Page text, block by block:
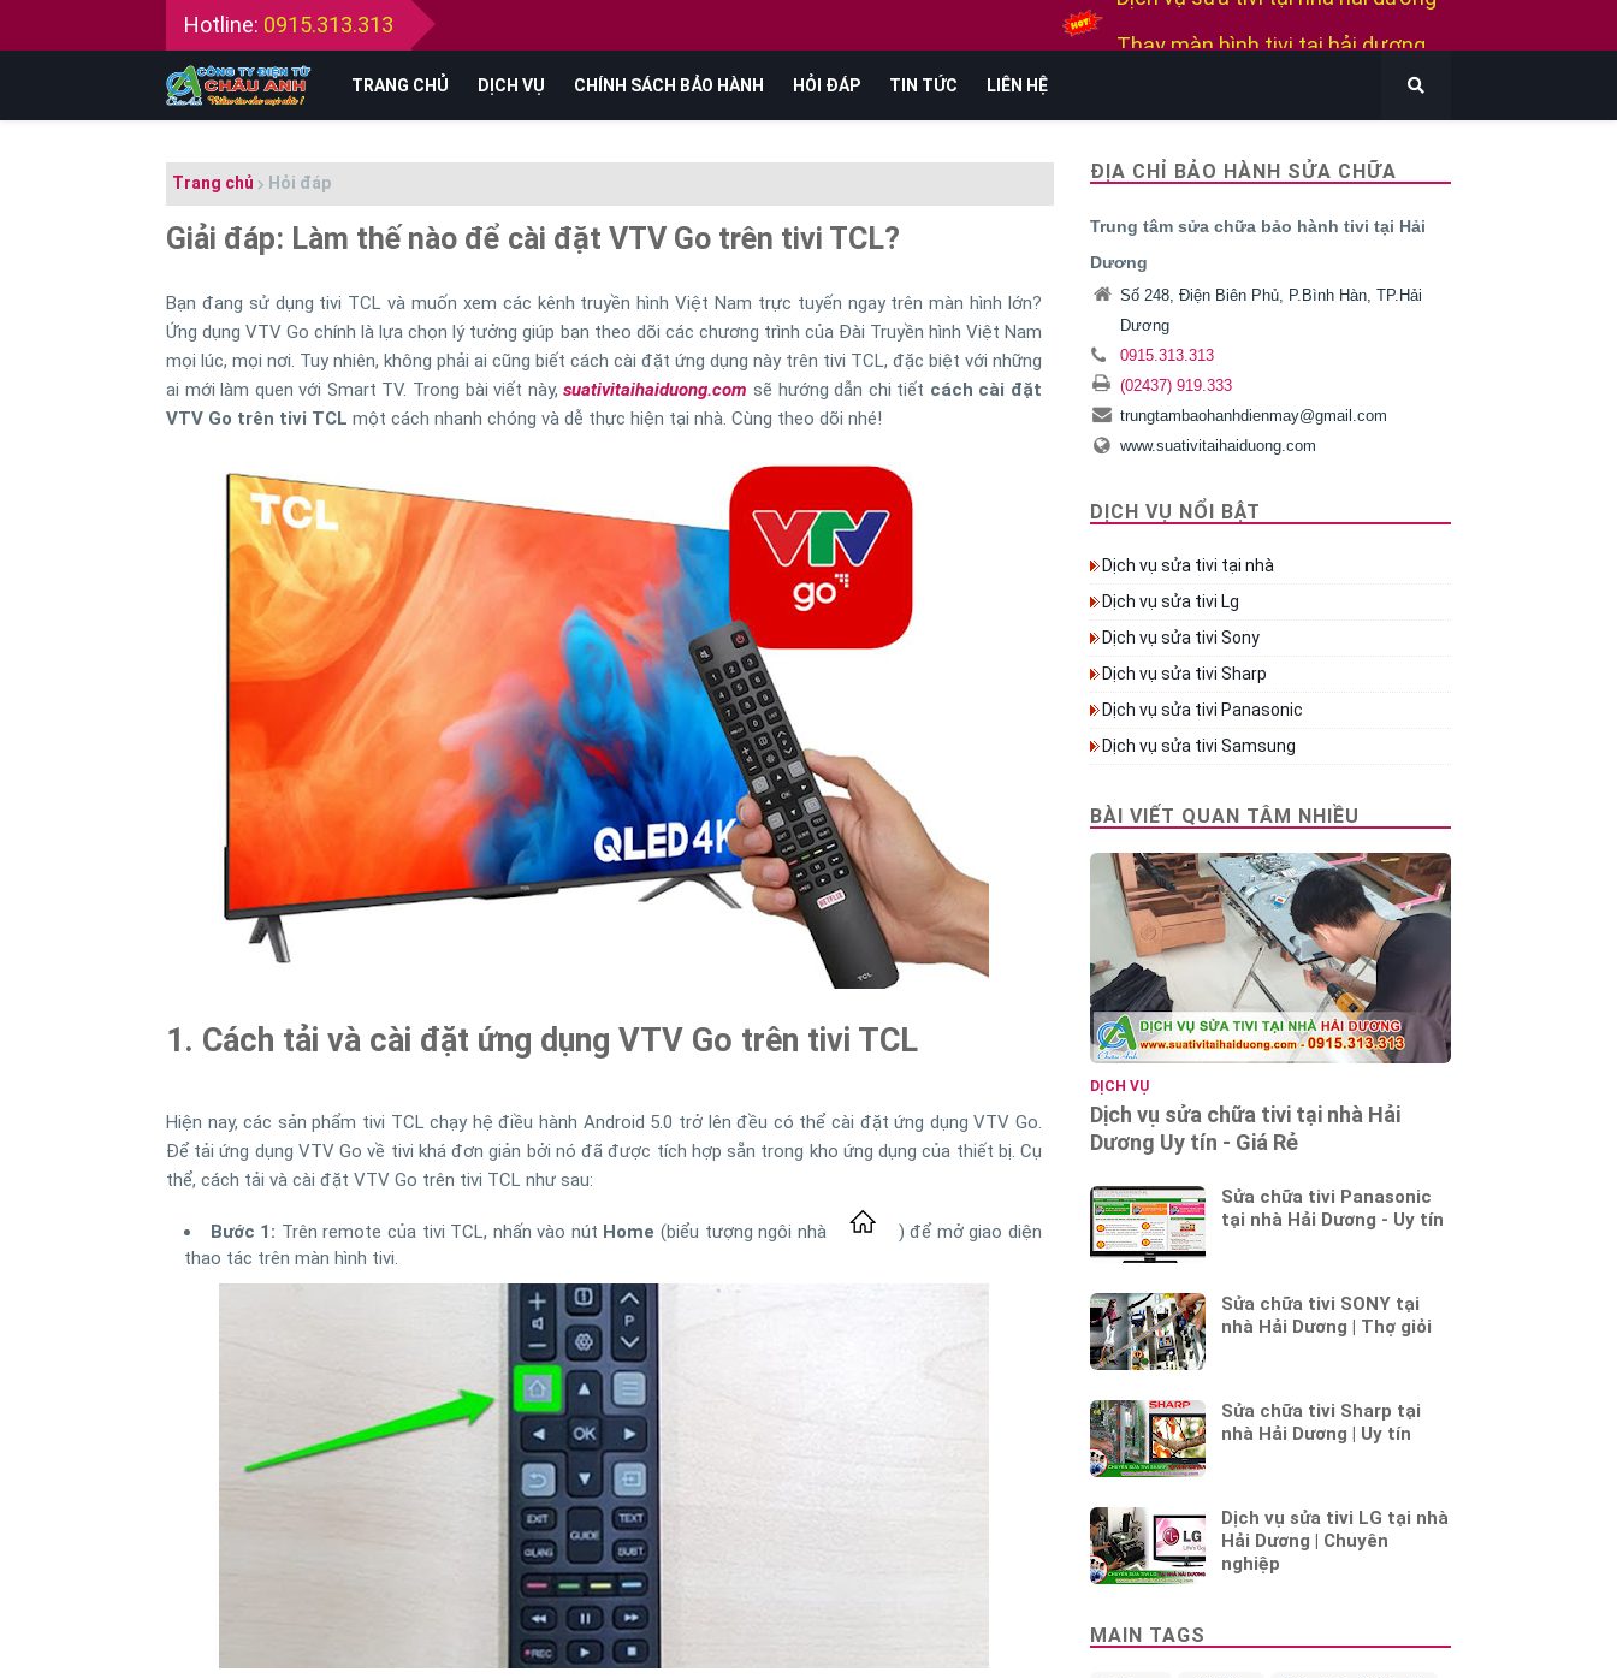
Hotline: 0915.313.313
Thay màn hình tivi Sony
Thay màn hình tivi Lg
Bán tivi cũ tại hải dương
Thu mua tivi cũ hỏng tại hải dương
TRANG CHỦ DỊCH VỤ CHÍNH SÁCH BẢO HÀNH HỎI ĐÁP TIN TỨC LIÊN HỆ
Trang chủ Hỏi đáp
Giải đáp: Làm thế nào để cài đặt VTV Go trên tivi TCL?
Bạn đang sử dụng tivi TCL và muốn xem các kênh truyền hình Việt Nam trực tuyến ngay trên màn hình lớn?
Ứng dụng VTV Go chính là lựa chọn lý tưởng giúp bạn theo dõi các chương trình của Đài Truyền hình Việt Nam
mọi lúc, mọi nơi. Tuy nhiên, không phải ai cũng biết cách cài đặt ứng dụng này trên tivi TCL, đặc biệt với những
ai mới làm quen với Smart TV. Trong bài viết này,suativitaihaiduong.com sẽ hướng dẫn chi tiết cách cài đặt
VTV Go trên tivi TCL một cách nhanh chóng và dễ thực hiện tại nhà. Cùng theo dõi nhé!
1. Cách tải và cài đặt ứng dụng VTV Go trên tivi TCL
Hiện nay, các sản phẩm tivi TCL chạy hệ điều hành Android 5.0 trở lên đều có thể cài đặt ứng dụng VTV Go.
Để tải ứng dụng VTV Go về tivi khá đơn giản bởi nó đã được tích hợp sẵn trong kho ứng dụng của thiết bị. Cụ
thể, cách tải và cài đặt VTV Go trên tivi TCL như sau:
Bước 1: Trên remote của tivi TCL, nhấn vào nút Home (biểu tượng ngôi nhà
) để mở giao diện
thao tác trên màn hình tivi.
ĐỊA CHỈ BẢO HÀNH SỬA CHỮA
Trung tâm sửa chữa bảo hành tivi tại Hải
Dương
Số 248, Điện Biên Phủ, P.Bình Hàn, TP.Hải
Dương
0915.313.313
(02437) 919.333
trungtambaohanhdienmay@gmail.com
www.suativitaihaiduong.com
DỊCH VỤ NỔI BẬT
Dịch vụ sửa tivi tại nhà
Dịch vụ sửa tivi Lg
Dịch vụ sửa tivi Sony
Dịch vụ sửa tivi Sharp
Dịch vụ sửa tivi Panasonic
Dịch vụ sửa tivi Samsung
BÀI VIẾT QUAN TÂM NHIỀU
DỊCH VỤ
Dịch vụ sửa chữa tivi tại nhà Hải
Dương Uy tín - Giá Rẻ
Sửa chữa tivi Panasonic
tại nhà Hải Dương - Uy tín
Sửa chữa tivi SONY tại
nhà Hải Dương | Thợ giỏi
Sửa chữa tivi Sharp tại
nhà Hải Dương | Uy tín
Dịch vụ sửa tivi LG tại nhà
Hải Dương | Chuyên
nghiệp
MAIN TAGS